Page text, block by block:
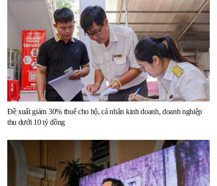
Đề xuất giảm 30% thuế cho hộ, cá nhân kinh doanh, doanh nghiệp
thu dưới 10 tỷ đồng